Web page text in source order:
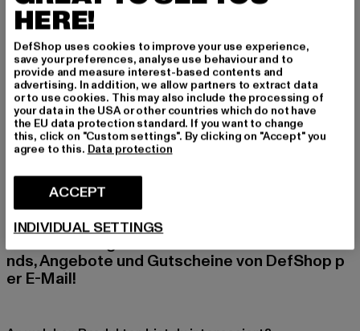
MARLEY SWEATS
EUR 36,00
Derzeitiger Preis: EUR 36,00
EUR 89,99
MION
MELDE DICH AN, UM
INSPIRIERT ZU BLEI
BEN!
Melde dich hier für unseren Newsletter an und
erhalte künftig Informationen über aktuelle Tre
nds, Angebote und Gutscheine von DefShop p
er E-Mail!
HERE!
DefShop uses cookies to improve your use experience,
save your preferences, analyse use behaviour and to
provide and measure interest-based contents and
advertising. In addition, we allow partners to extract data
or to use cookies. This may also include the processing of
your data in the USA or other countries which do not have
the EU data protection standard. If you want to change
this, click on "Custom settings". By clicking on "Accept" you
agree to this. Data protection
ACCEPT
INDIVIDUAL SETTINGS